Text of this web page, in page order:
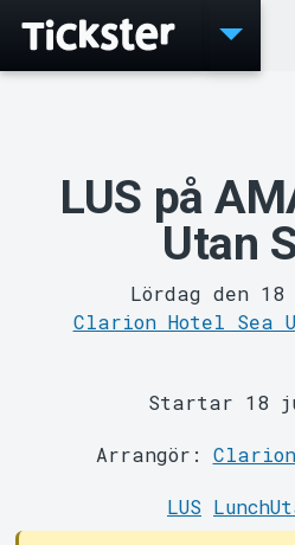
LUS på
Utan
Lördag den
Clarion Hotel Sea U
Startar 18
Arrangör:
LUS